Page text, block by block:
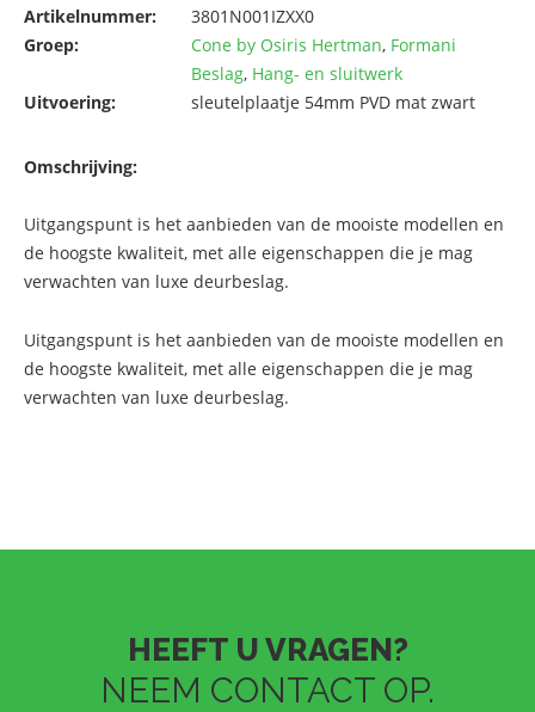
Artikelnummer:
3801N001IZXX0
Groep:
Cone by Osiris Hertman, Formani
Beslag, Hang- en sluitwerk
Uitvoering:
sleutelplaatje 54mm PVD mat zwart
Omschrijving:
Uitgangspunt is het aanbieden van de mooiste modellen en
de hoogste kwaliteit, met alle eigenschappen die je mag
verwachten van luxe deurbeslag.
Uitgangspunt is het aanbieden van de mooiste modellen en
de hoogste kwaliteit, met alle eigenschappen die je mag
verwachten van luxe deurbeslag.
HEEFT U VRAGEN?
NEEM CONTACT OP.